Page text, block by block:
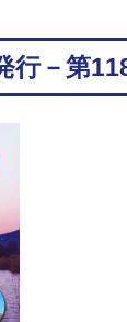
行－第